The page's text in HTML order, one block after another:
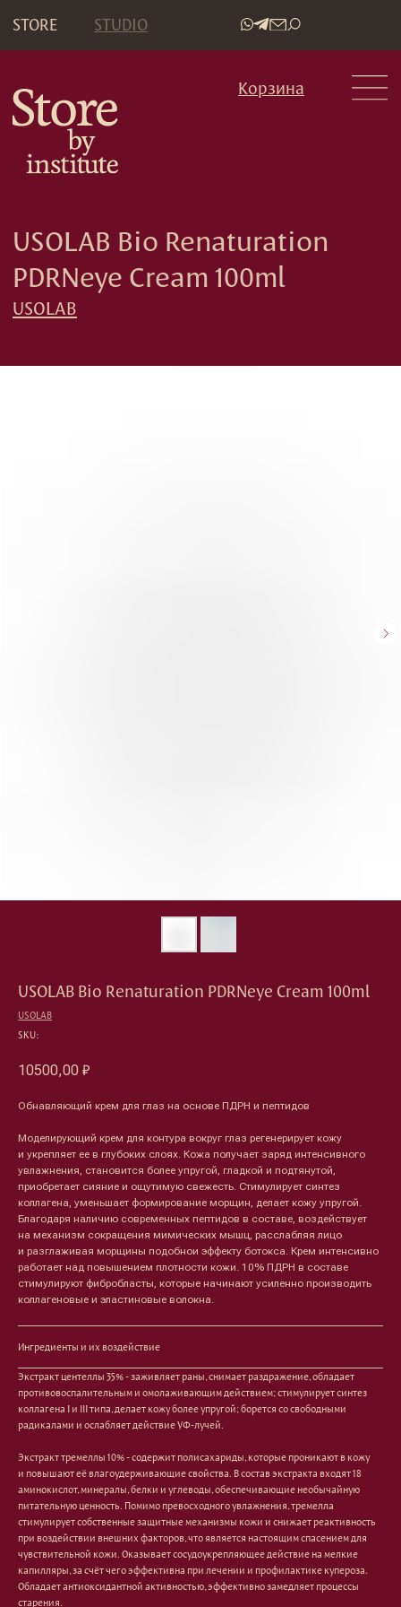
STORE STUDIO
•
USOLAB Bio Renaturation
USOLAB Bio Renaturation PDRNeye Cream 100ml
USOLAB
SKU:
10500,00 ₽
Обнавляющий крем для глаз на основе ПДРН и пептидов
Моделирующий крем для контура вокруг глаз регенерирует кожу
и укрепляет ее в глубоких слоях. Кожа получает заряд интенсивного
увлажнения, становится более упругой, гладкой и подтянутой,
приобретает сияние и ощутимую свежесть. Стимулирует синтез
коллагена, уменьшает формирование морщин, делает кожу упругой.
Благодаря наличию современных пептидов в составе, воздействует
на механизм сокращения мимических мышц, расслабляя лицо
и разглаживая морщины подобнои эффекту ботокса. Крем интенсивно
работает над повышением плотности кожи. 10% ПДРН в составе
стимулируют фибробласты, которые начинают усиленно производить
коллагеновые и эластиновые волокна.
Ингредиенты и их воздействие
Экстракт центеллы 35% - заживляет раны, снимает раздражение, обладает
противовоспалительным и омолаживающим действием; стимулирует синтез
коллагена I и III типа, делает кожу более упругой; борется со свободными
радикалами и ослабляет действие УФ-лучей.
Экстракт тремеллы 10% - содержит полисахариды, которые проникают в кожу
и повышают её влагоудерживающие свойства. В состав экстракта входят 18
аминокислот, минералы, белки и углеводы, обеспечивающие необычайную
питательную ценность. Помимо превосходного увлажнения, тремелла
стимулирует собственные защитные механизмы кожи и снижает реактивность
при воздействии внешних факторов, что является настоящим спасением для
чувствительной кожи. Оказывает сосудоукрепляющее действие на мелкие
капилляры, за счёт чего эффективна при лечении и профилактике купероза.
Обладает антиоксидантной активностью, эффективно замедляет процессы
старения.